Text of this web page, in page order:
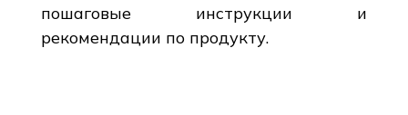
пошаговые инструкции и
рекомендации по продукту.